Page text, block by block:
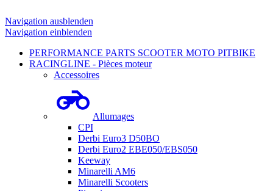
Navigation ausblenden
Navigation einblenden
PERFORMANCE PARTS SCOOTER MOTO PITBIKE
RACINGLINE - Pièces moteur
Accessoires
Allumages
CPI
Derbi Euro3 D50BO
Derbi Euro2 EBE050/EBS050
Keeway
Minarelli AM6
Minarelli Scooters